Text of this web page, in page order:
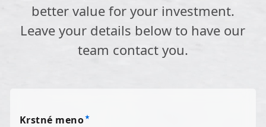
better value for your investment.
Leave your details below to have our
team contact you.
Krstné meno